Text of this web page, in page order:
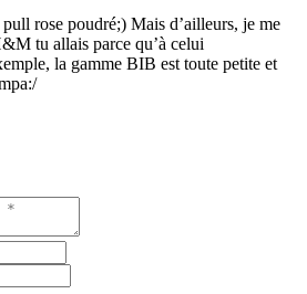
rose poudré;) Mais d’ailleurs, je me
tu allais parce qu’à celui
la gamme BIB est toute petite et